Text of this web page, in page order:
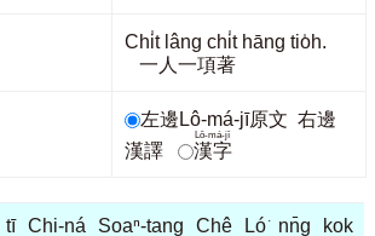
Chi̍t lâng chi̍t hāng tio̍h.
一人一項著
左邊Lô-má-jī原文 右邊
漢譯
漢字
Lô-má-jī
tī Chi-ná Soaⁿ-tang Chê Ló͘ nn̄g kok